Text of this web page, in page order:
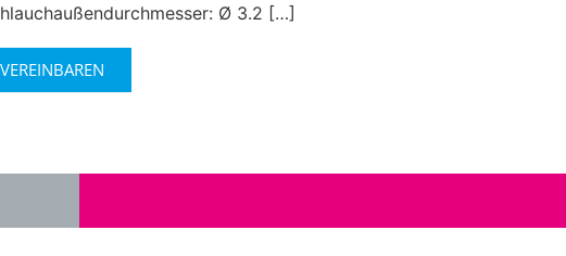
Ø 3.2 […]